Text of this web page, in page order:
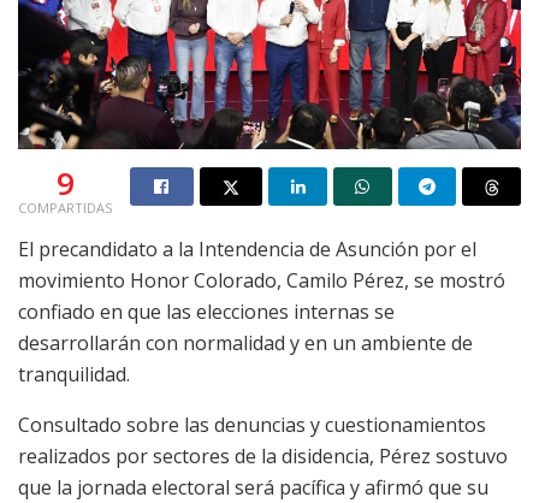
9
COMPARTIDAS
El precandidato a la Intendencia de Asunción por el
movimiento Honor Colorado, Camilo Pérez, se mostró
confiado en que las elecciones internas se
desarrollarán con normalidad y en un ambiente de
tranquilidad.
Consultado sobre las denuncias y cuestionamientos
realizados por sectores de la disidencia, Pérez sostuvo
que la jornada electoral será pacífica y afirmó que su